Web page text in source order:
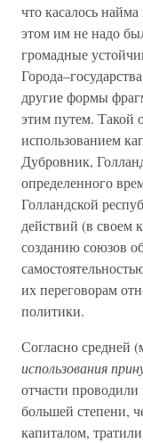
что касалось
этом им не надо
громадные
другие формы
этим путем. Такой
использованием
Дубровник,
определенного
Голландской
действий (в своем
созданию союзов
их переговорам
политики.
Согласно средней
использования
отчасти
большей степени,
капиталом,